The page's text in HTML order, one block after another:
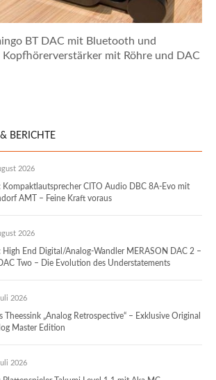
BT DAC mit Bluetooth und
Kopfhörerverstärker mit Röhre und DAC
BERICHTE
2026
Kompaktlautsprecher CITO Audio DBC 8A-Evo mit
AMT – Feine Kraft voraus
2026
High End Digital/Analog-Wandler MERASON DAC 2 –
Two – Die Evolution des Understatements
2026
Theessink „Analog Retrospective“ – Exklusive Original
Master Edition
2026